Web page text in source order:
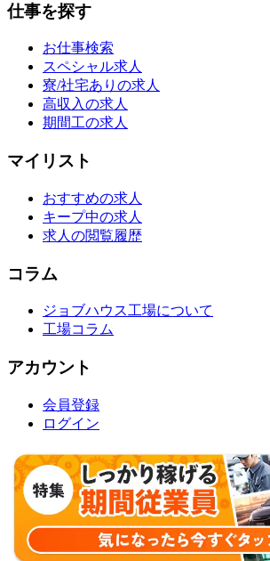
仕事を探す
お仕事検索
スペシャル求人
寮/社宅ありの求人
高収入の求人
期間工の求人
マイリスト
おすすめの求人
キープ中の求人
求人の閲覧履歴
コラム
ジョブハウス工場について
工場コラム
アカウント
会員登録
ログイン